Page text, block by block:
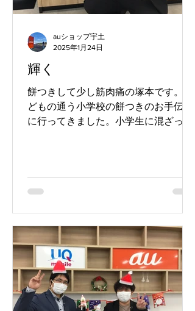
輝く
餅つきして少し筋肉痛の塚本です。 子
どもの通う小学校の餅つきのお手伝い
に行ってきました。小学生に混ざって
さてさて、 輝くと言えばスマートホン
を輝かせる「キーパー」というアイ...
auショップ宇土
2025年1月24日